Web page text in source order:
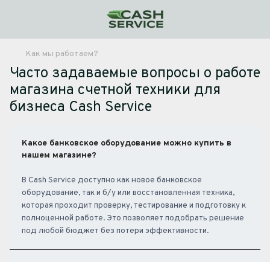
Как мы работаем?
Часто задаваемые вопросы о работе
магазина счетной техники для
бизнеса Cash Service
Какое банковское оборудование можно купить в
нашем магазине?
В Cash Service доступно как новое банковское
оборудование, так и б/у или восстановленная техника,
которая проходит проверку, тестирование и подготовку к
полноценной работе. Это позволяет подобрать решение
под любой бюджет без потери эффективности.